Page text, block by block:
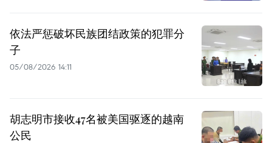
依法严惩破坏民族团结政策的犯罪分
子
05/08/2026 14:11
胡志明市接收47名被美国驱逐的越南
公民